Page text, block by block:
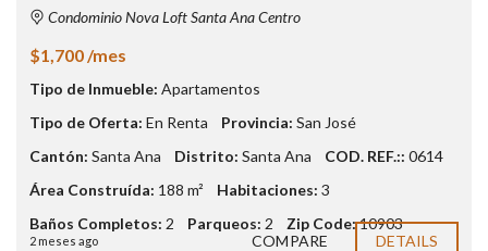
Condominio Nova Loft Santa Ana Centro
$1,700 /mes
Tipo de Inmueble: Apartamentos
Tipo de Oferta: En Renta Provincia: San José
Cantón: Santa Ana Distrito: Santa Ana COD. REF.:: 0614
Área Construída: 188 m² Habitaciones: 3
Baños Completos: 2 Parqueos: 2 Zip Code:10903
2 meses ago COMPARE DETAILS